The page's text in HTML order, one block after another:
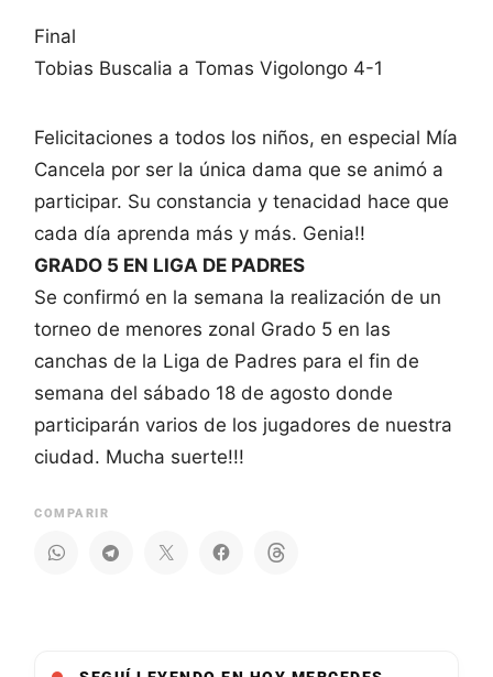
Final
Tobias Buscalia a Tomas Vigolongo 4-1
Felicitaciones a todos los niños, en especial Mía
Cancela por ser la única dama que se animó a
participar. Su constancia y tenacidad hace que
cada día aprenda más y más. Genia!!
GRADO 5 EN LIGA DE PADRES
Se confirmó en la semana la realización de un
torneo de menores zonal Grado 5 en las
canchas de la Liga de Padres para el fin de
semana del sábado 18 de agosto donde
participarán varios de los jugadores de nuestra
ciudad. Mucha suerte!!!
COMPARIR